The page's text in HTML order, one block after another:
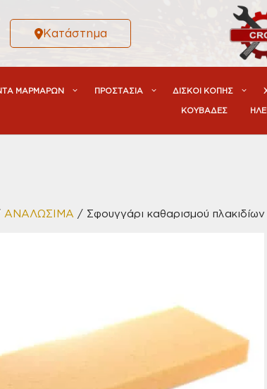
Κατάστημα
ΜΑΡΜΑΡΩΝ ΠΡΟΣΤΑΣΙΑ ΔΙΣΚΟΙ ΚΟΠΗΣ
ΚΟΥΒΑΔΕΣ
ΑΝΑΛΩΣΙΜΑ / Σφουγγάρι καθαρισμού